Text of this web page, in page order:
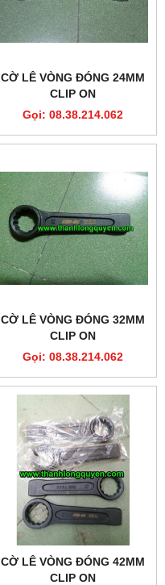
CỜ LÊ VÒNG ĐÓNG 24MM
CLIP ON
Gọi: 08.38.214.062
CỜ LÊ VÒNG ĐÓNG 32MM
CLIP ON
Gọi: 08.38.214.062
CỜ LÊ VÒNG ĐÓNG 42MM
CLIP ON